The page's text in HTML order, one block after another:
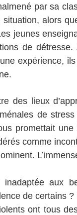
par sa
alors
jeunes
de
expérience,
des lieux
de
promettait
comme
inadaptée aux
de certains
ont tous